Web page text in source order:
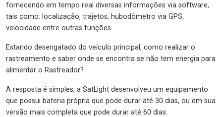
fornecendo em tempo real diversas informações via software,
tais como: localização, trajetos, hubodômetro via GPS,
velocidade entre outras funções.
Estando desengatado do veículo principal, como realizar o
rastreamento e saber onde se encontra se não tem energia para
alimentar o Rastreador?
A resposta é simples, a SatLight desenvolveu um equipamento
que possui bateria própria que pode durar até 30 dias, ou em sua
versão mais completa que pode durar até 60 dias.